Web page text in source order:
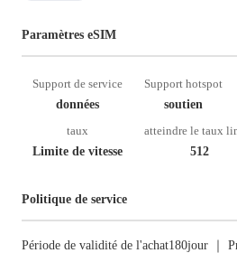
Paramètres eSIM
Support de service
données
Support hotspot
soutien
taux
Limite de vitesse
atteindre le taux
512
Politique de service
Période de validité de l'achat180jour ｜